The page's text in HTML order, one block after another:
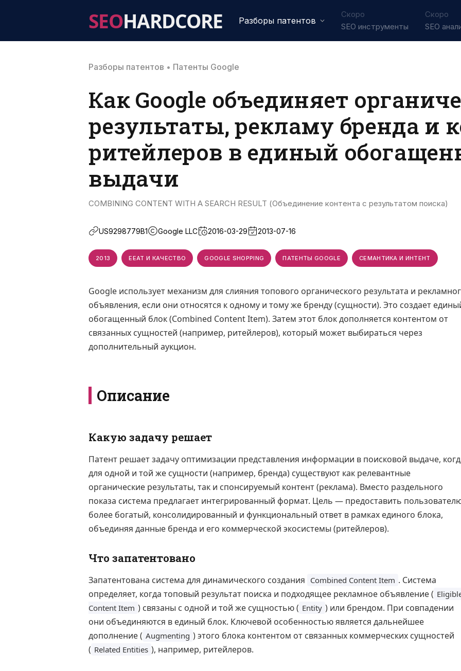
SEOHARDCORE Разборы патентов
Скоро
SEO инструменты
Скоро
SEO
Разборы патентов • Патенты Google
Как Google объединяет
результаты, рекламу бренда и
ритейлеров в единый
выдачи
COMBINING CONTENT WITH A SEARCH RESULT (Объединение контента с результатом поиска)
US9298779B1 Google LLC 2016-03-29 2013-07-16
2013 EEAT И КАЧЕСТВО GOOGLE SHOPPING ПАТЕНТЫ GOOGLE СЕМАНТИКА И ИНТЕНТ
Google использует механизм для слияния топового органического результата и
объявления, если они относятся к одному и тому же бренду (сущности). Это создает
обогащенный блок (Combined Content Item). Затем этот блок дополняется контентом от
связанных сущностей (например, ритейлеров), который может выбираться через
дополнительный аукцион.
Описание
Какую задачу решает
Патент решает задачу оптимизации представления информации в поисковой выдаче,
для одной и той же сущности (например, бренда) существуют как релевантные
органические результаты, так и спонсируемый контент (реклама). Вместо раздельного
показа система предлагает интегрированный формат. Цель — предоставить
более богатый, консолидированный и функциональный ответ в рамках единого блока,
объединяя данные бренда и его коммерческой экосистемы (ритейлеров).
Что запатентовано
Запатентована система для динамического создания Combined Content Item . Система
определяет, когда топовый результат поиска и подходящее рекламное объявление (
Content Item ) связаны с одной и той же сущностью ( Entity ) или брендом. При совпадении
они объединяются в единый блок. Ключевой особенностью является дальнейшее
дополнение ( Augmenting ) этого блока контентом от связанных коммерческих сущностей
( Related Entities ), например, ритейлеров.